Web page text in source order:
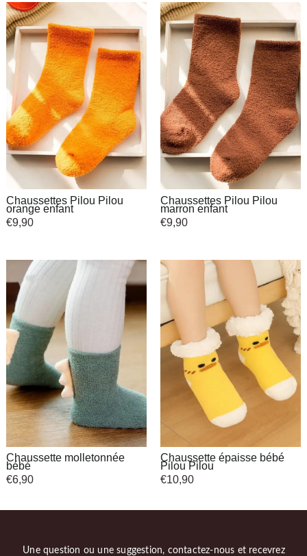
Chaussettes Pilou Pilou
orange enfant
€9,90
Chaussettes Pilou Pilou
marron enfant
€9,90
Chaussette molletonnée
bébé
€6,90
Chaussette épaisse bébé
Pilou Pilou
€10,90
Une question ou une suggestion, contactez-nous et recevrez